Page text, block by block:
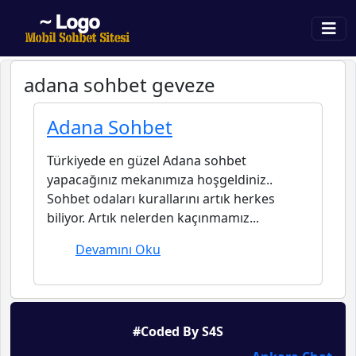
adana sohbet geveze
Adana Sohbet
Türkiyede en güzel Adana sohbet
yapacağınız mekanımıza hoşgeldiniz..
Sohbet odaları kurallarını artık herkes
biliyor. Artık nelerden kaçınmamız...
Devamını Oku
#Coded By S4S